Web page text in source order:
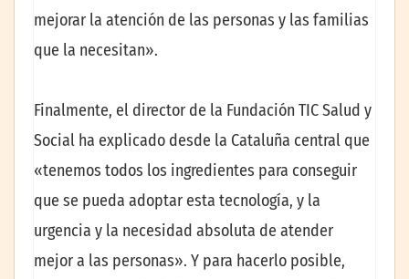
mejorar la atención de las personas y las familias
que la necesitan».
Finalmente, el director de la Fundación TIC Salud y
Social ha explicado desde la Cataluña central que
«tenemos todos los ingredientes para conseguir
que se pueda adoptar esta tecnología, y la
urgencia y la necesidad absoluta de atender
mejor a las personas». Y para hacerlo posible,